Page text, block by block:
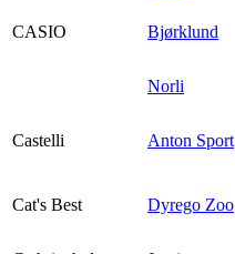
CASIO Bjørklund
Norli
Castelli Anton Sport
Cat's Best Dyrego Zoo